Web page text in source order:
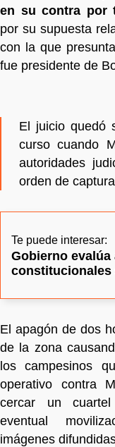
en su contra por
por su supuesta
con la que
fue presidente de
El juicio quedó
curso cuando
autoridades
orden de
Te puede interesar:
Gobierno
constitucionales
El apagón de dos
de la zona
los campesinos
operativo contra
cercar un
eventual
imágenes